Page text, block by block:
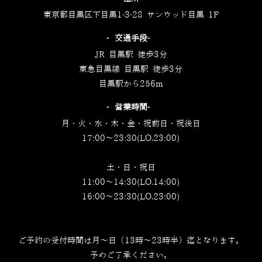
東京都目黒区下目黒1-3-28 サンウッド目黒 1F
‐交通手段‐
JR 目黒駅 徒歩3分
東急目黒線 目黒駅 徒歩3分
目黒駅から256m
‐営業時間‐
月・火・水・木・金・祝前日・祝後日
17:00～23:30(LO.23:00)
土・日・祝日
11:00～14:30(LO.14:00)
16:00～23:30(LO.23:00)
ご予約の受付時間は月～日（13時～23時半）迄となります。
予めご了承ください。